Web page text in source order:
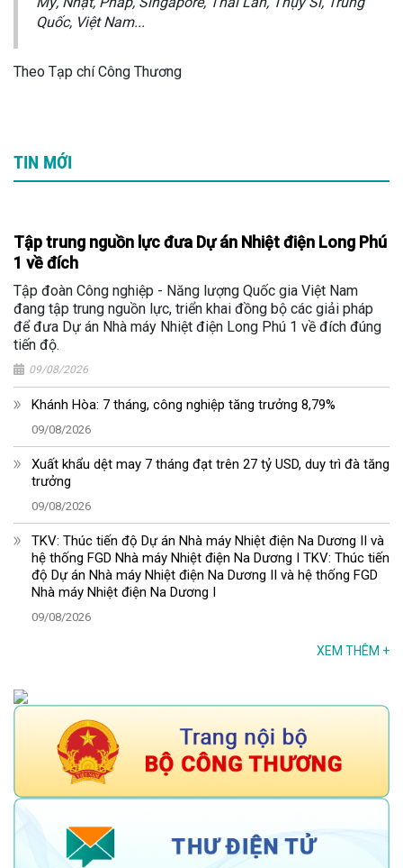
Quốc, Việt Nam...
Theo Tạp chí Công Thương
TIN MỚI
Tập trung nguồn lực đưa Dự án Nhiệt điện Long Phú
1 về đích
Tập đoàn Công nghiệp - Năng lượng Quốc gia Việt Nam
đang tập trung nguồn lực, triển khai đồng bộ các giải pháp
để đưa Dự án Nhà máy Nhiệt điện Long Phú 1 về đích đúng
tiến độ.
09/08/2026
Khánh Hòa: 7 tháng, công nghiệp tăng trưởng 8,79%
09/08/2026
Xuất khẩu dệt may 7 tháng đạt trên 27 tỷ USD, duy trì đà tăng
trưởng
09/08/2026
TKV: Thúc tiến độ Dự án Nhà máy Nhiệt điện Na Dương II và
hệ thống FGD Nhà máy Nhiệt điện Na Dương I TKV: Thúc tiến
độ Dự án Nhà máy Nhiệt điện Na Dương II và hệ thống FGD
Nhà máy Nhiệt điện Na Dương I
09/08/2026
XEM THÊM +